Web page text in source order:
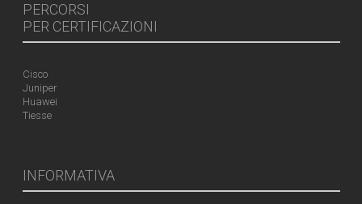
PERCORSI
PER CERTIFICAZIONI
Cisco
Juniper
Huawei
Tiesse
INFORMATIVA